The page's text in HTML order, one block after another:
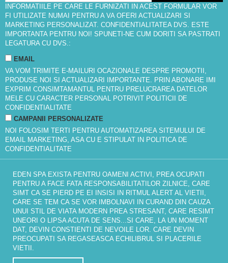
INFORMATIILE PE CARE LE FURNIZATI IN ACEST FORMULAR VOR
FI UTILIZATE NUMAI PENTRU A VA OFERI ACTUALIZARI SI
MARKETING PERSONALIZAT. CONFIDENTIALITATEA DVS. ESTE
IMPORTANTA PENTRU NOI! SPUNETI-NE CUM DORITI SA PASTRATI
LEGATURA CU DVS.:
EMAIL
VA VOM TRIMITE E-MAILURI OCAZIONALE DESPRE PROMOTII,
PRODUSE NOI SI ACTUALIZARI IMPORTANTE. PRIN ABONARE IMI
EXPRIM CONSIMTAMANTUL PENTRU PRELUCRAREA DATELOR
MELE CU CARACTER PERSONAL POTRIVIT POLITICII DE
CONFIDENTIALITATE
CAMPANII PERSONALIZATE
NOI FOLOSIM TERTI PENTRU AUTOMATIZAREA SITEMULUI DE
EMAIL MARKETING, ASA CU E STIPULAT IN POLITICA DE
CONFIDENTIALITATE
EDEN SPA EXISTA PENTRU OAMENI ACTIVI, PREA OCUPATI
PENTRU A FACE FATA RESPONSABILITATILOR ZILNICE, CARE
SIMT CA SE PIERD PE EI INSISI IN RITMUL ALERT AL VIETII,
CARE SE TEM CA SE VOR IMBOLNAVI IN CURAND DIN CAUZA
UNUI STIL DE VIATA MODERN PREA STRESANT, CARE RESIMT
UNEORI O LIPSA ACUTA DE SENS...SI CARE, LA UN MOMENT
DAT, DEVIN CONSTIENTI DE NEVOILE LOR. CARE DEVIN
PREOCUPATI SA REGASEASCA ECHILIBRUL SI PLACERILE
VIETII.